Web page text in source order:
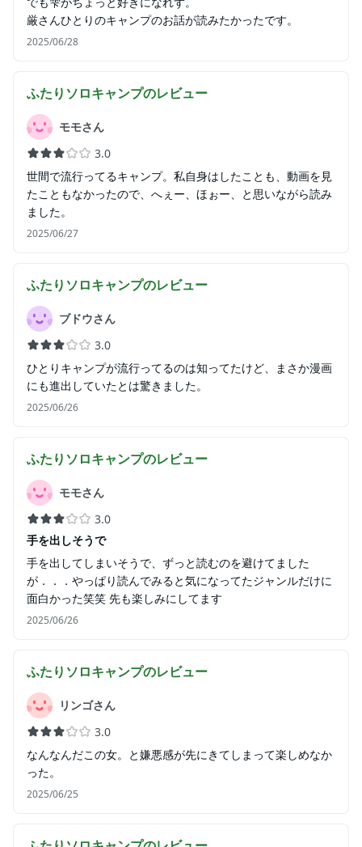
厳さんひとりのキャンプのお話が読みたかったです。
2025/06/28
ふたりソロキャンプのレビュー
モモさん
3.0
世間で流行ってるキャンプ。私自身はしたことも、動画を見
たこともなかったので、へぇー、ほぉー、と思いながら読み
ました。
2025/06/27
ふたりソロキャンプのレビュー
ブドウさん
3.0
ひとりキャンプが流行ってるのは知ってたけど、まさか漫画
にも進出していたとは驚きました。
2025/06/26
ふたりソロキャンプのレビュー
モモさん
3.0
手を出しそうで
手を出してしまいそうで、ずっと読むのを避けてました
が．．．やっぱり読んでみると気になってたジャンルだけに
面白かった笑笑 先も楽しみにしてます
2025/06/26
ふたりソロキャンプのレビュー
リンゴさん
3.0
なんなんだこの女。と嫌悪感が先にきてしまって楽しめなか
った。
2025/06/25